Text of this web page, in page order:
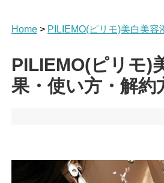
Home > PILIEMO(ピリモ)美白美
PILIEMO(ピリモ)
果・使い方・解約